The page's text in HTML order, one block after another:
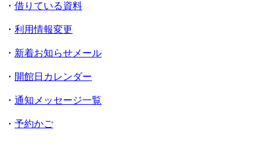
・ 借りている資料
・ 利用情報変更
・ 新着お知らせメール
・ 開館日カレンダー
・ 通知メッセージ一覧
・ 予約かご